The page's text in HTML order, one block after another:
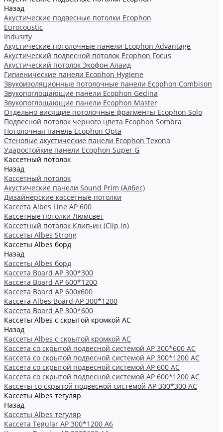
Назад
Акустические подвесные потолки Ecophon
Eurocoustic
Indusrty
Акустические потолочные панели Ecophon Advantage
Акустический подвесной потолок Ecophon Focus
Акустический потолок Экофон Алаид
Гигиенические панели Ecophon Hygiene
Звукоизоляционные потолочные панели Ecophon Combison
Звукопоглощающие панели Ecophon Gedina
Звукопоглощающие панели Ecophon Master
Отдельно висящие потолочные фрагменты Ecophon Solo
Подвесной потолок черного цвета Ecophon Sombra
Потолочная панель Ecophon Opta
Стеновые акустические панели Ecophon Texona
Ударостойкие панели Ecophon Super G
Кассетный потолок
Назад
Кассетный потолок
Акустические панели Sound Prim (Албес)
Дизайнерские кассетные потолки
Кассета Albes Line AP 600
Кассетные потолки Люмсвет
Кассетный потолок Клип-ин (Clip in)
Кассеты Albes Strong
Кассеты Albes борд
Назад
Кассеты Albes борд
Kассета Board AP 300*300
Kассета Board AP 600*1200
Kассета Board AP 600x600
Кассетa Albes Board AP 300*1200
Кассета Board AP 300*600
Кассеты Albes с скрытой кромкой AC
Назад
Кассеты Albes с скрытой кромкой AC
Кассетa со скрытой подвесной системой АР 300*600 AC
Кассета со скрытой подвесной системой АР 300*1200 AC
Кассета со скрытой подвесной системой АР 600 AC
Кассета со скрытой подвесной системой АР 600*1200 AC
Кассеты со скрытой подвесной системой АР 300*300 АС
Кассеты Albes тегуляр
Назад
Кассеты Albes тегуляр
Кассета Tegular AP 300*1200 А6